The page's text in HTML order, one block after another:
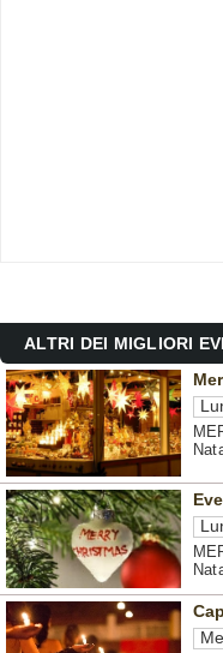
ALTRI DEI MIGLIORI